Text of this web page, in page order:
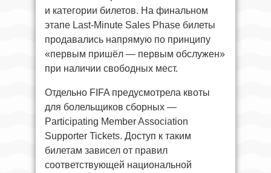
и категории билетов. На финальном
этапе Last-Minute Sales Phase билеты
продавались напрямую по принципу
«первым пришёл — первым обслужен»
при наличии свободных мест.
Отдельно FIFA предусмотрела квоты
для болельщиков сборных —
Participating Member Association
Supporter Tickets. Доступ к таким
билетам зависел от правил
соответствующей национальной